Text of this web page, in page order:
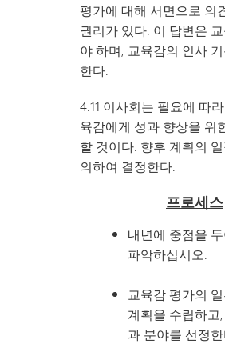
평가에 대해 서면으로 의
권리가 있다. 이 답변은
야 하며, 교육감의 인사
한다.
4.11 이사회는 필요에 따
육감에게 성과 향상을 위
할 것이다. 향후 계획의
의하여 결정한다.
프로세스
내년에 중점을
파악하십시오.
교육감 평가의
계획을 수립하고
과 분야를 선정